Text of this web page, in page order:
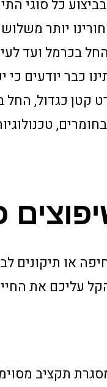
כל סוגי
יותר
בכרמל ועד
כבר יודעים כי
כגדול, החל
או תיקונים
עליכם את
תקציב